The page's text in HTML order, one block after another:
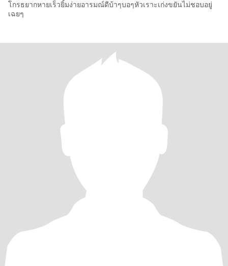
โกรธยากหายเร็วยิ้มง่ายอารมณ์ดีบ้าๆบอๆหัวเราะเก่งขยันไม่ชอบอยู่
เฉยๆ